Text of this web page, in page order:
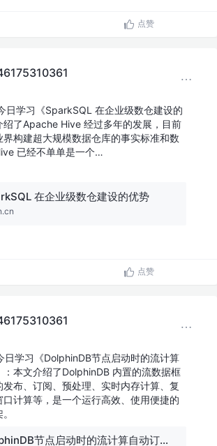
点赞
日学习《SparkSQL 在企业级数仓建设的
绍了Apache Hive 经过多年的发展，目前
构建超大规模数据仓库的事实标准和数
已经不单单是一个…
在企业级数仓建设的优势
点赞
日学习《DolphinDB节点启动时的流计算
：本文介绍了DolphinDB 内置的流数据框
布、订阅、预处理、实时内存计算、复
计算等，是一个运行高效、使用便捷的
DolphinDB节点启动时的流计算自动订阅教程